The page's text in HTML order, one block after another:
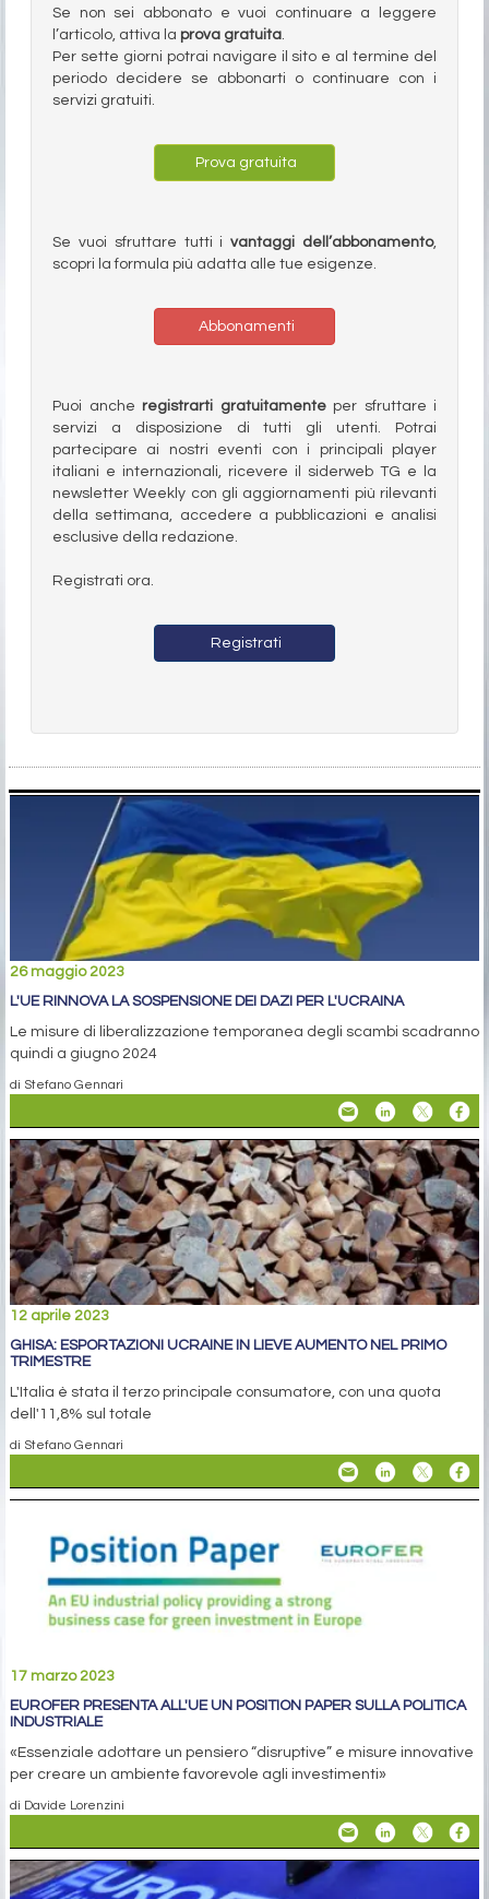
Se non sei abbonato e vuoi continuare a leggere
l’articolo, attiva la prova gratuita.
Per sette giorni potrai navigare il sito e al termine del
periodo decidere se abbonarti o continuare con i
servizi gratuiti.
Prova gratuita
Se vuoi sfruttare tutti ivantaggi dell’abbonamento,
scopri la formula più adatta alle tue esigenze.
Abbonamenti
Puoi anche registrarti gratuitamenteper sfruttare i
servizi a disposizione di tutti gli utenti. Potrai
partecipare ai nostri eventi con i principali player
italiani e internazionali, ricevere il siderweb TG e la
newsletter Weekly con gli aggiornamenti più rilevanti
della settimana, accedere a pubblicazioni e analisi
esclusive della redazione.
Registrati ora.
Registrati
26 maggio 2023
L'UE RINNOVA LA SOSPENSIONE DEI DAZI PER L'UCRAINA
Le misure di liberalizzazione temporanea degli scambi scadranno
quindi a giugno 2024
di Stefano Gennari
12 aprile 2023
GHISA: ESPORTAZIONI UCRAINE IN LIEVE AUMENTO NEL PRIMO
TRIMESTRE
L'Italia è stata il terzo principale consumatore, con una quota
dell'11,8% sul totale
di Stefano Gennari
17 marzo 2023
EUROFER PRESENTA ALL'UE UN POSITION PAPER SULLA POLITICA
INDUSTRIALE
«Essenziale adottare un pensiero “disruptive” e misure innovative
per creare un ambiente favorevole agli investimenti»
di Davide Lorenzini